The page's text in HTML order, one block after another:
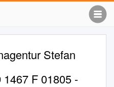
Stefan
F 01805 -